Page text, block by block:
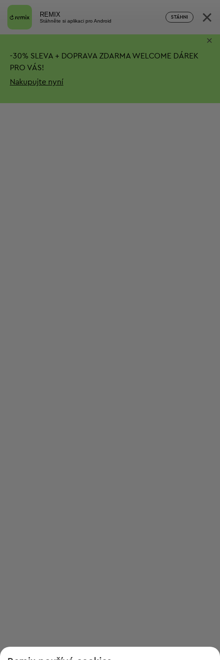
REMIX
Stáhněte si aplikaci pro Android
STÁHNI ×
-30% SLEVA + DOPRAVA ZDARMA WELCOME DÁREK
PRO VÁS!
Nakupujte nyní
×